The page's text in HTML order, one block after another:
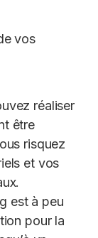
vos
réaliser
être
risquez
et vos
est à peu
pour la